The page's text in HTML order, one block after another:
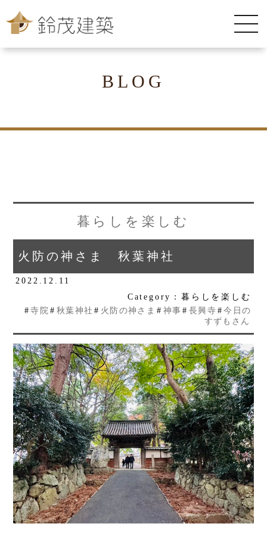
BLOG
暮らしを楽しむ
火防の神さま 秋葉神社
2022.12.11
Category：暮らしを楽しむ
# 寺院 # 秋葉神社 # 火防の神さま # 神事 # 長興寺 # 今日の
すずもさん